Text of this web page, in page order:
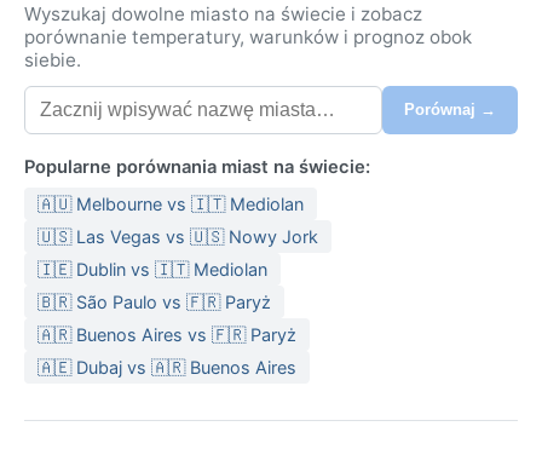
Wyszukaj dowolne miasto na świecie i zobacz
porównanie temperatury, warunków i prognoz obok
siebie.
Porównaj →
Popularne porównania miast na świecie:
🇦🇺 Melbourne vs 🇮🇹 Mediolan
🇺🇸 Las Vegas vs 🇺🇸 Nowy Jork
🇮🇪 Dublin vs 🇮🇹 Mediolan
🇧🇷 São Paulo vs 🇫🇷 Paryż
🇦🇷 Buenos Aires vs 🇫🇷 Paryż
🇦🇪 Dubaj vs 🇦🇷 Buenos Aires